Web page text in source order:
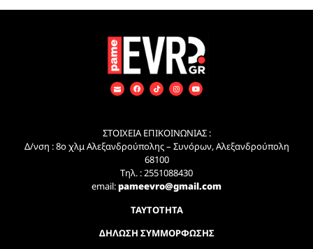
ΣΤΟΙΧΕΙΑ ΕΠΙΚΟΙΝΩΝΙΑΣ :
Δ/νση : 8ο χλμ Αλεξανδρούπολης – Συνόρων, Αλεξανδρούπολη
68100
Τηλ. : 2551088430
email:pameevro@gmail.com
ΤΑΥΤΟΤΗΤΑ
ΔΗΛΩΣΗ ΣΥΜΜΟΡΦΩΣΗΣ